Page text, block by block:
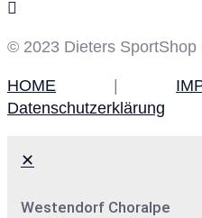
© 2023 Dieters SportShop
HOME |
Datenschutzerklärung
✕
Westendorf Choralpe